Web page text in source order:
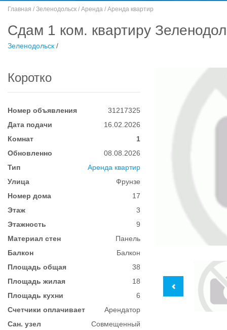
Главная / Зеленодольск / Аренда / Аренда квартир
Сдам 1 ком. квартиру
Зеленодольск /
Коротко
Номер объявления
31217325
Дата подачи
16.02.2026
Комнат
1
Обновленно
08.08.2026
Тип
Аренда квартир
Улица
Фрунзе
Номер дома
17
Этаж
3
Этажность
9
Материал стен
Панель
Балкон
Балкон
Площадь общая
38
Площадь жилая
18
Площадь кухни
6
Счетчики оплачивает
Арендатор
Сан. узел
Совмещенный